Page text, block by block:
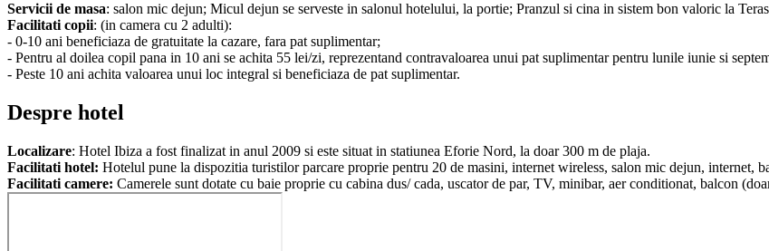
Servicii de masa: salon mic dejun; Micul dejun se serveste in salonul hotelului, la portie; Pranzul si cina in sistem bon valoric la
Facilitati copii: (in camera cu 2 adulti):
- 0-10 ani beneficiaza de gratuitate la cazare, fara pat suplimentar;
- Pentru al doilea copil pana in 10 ani se achita 55 lei/zi, reprezentand contravaloarea unui pat suplimentar pentru lunile iunie si
- Peste 10 ani achita valoarea unui loc integral si beneficiaza de pat suplimentar.
Despre hotel
Localizare: Hotel Ibiza a fost finalizat in anul 2009 si este situat in statiunea Eforie Nord, la doar 300 m de plaja.
Facilitati hotel: Hotelul pune la dispozitia turistilor parcare proprie pentru 20 de masini, internet wireless, salon mic dejun, internet,
Facilitati camere: Camerele sunt dotate cu baie proprie cu cabina dus/ cada, uscator de par, TV, minibar, aer conditionat, balcon